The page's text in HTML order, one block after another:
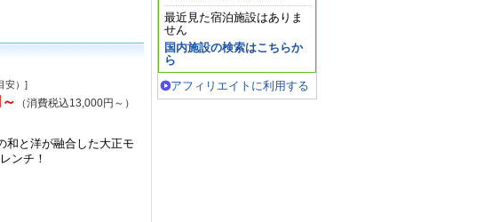
安）]
（消費税込13,000円～）
和と洋が融合した大正モ
ンチ！
最近見た宿泊施設はありま
せん
国内施設の検索はこちらか
ら
アフィリエイトに利用する